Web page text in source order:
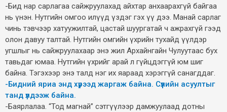
-Бид нар сарлагаа сайжруулахад айхтар анхаарахгүй байгаа
нь үнэн. Нутгийн омгоо илүүд үздэг гэх үү дээ. Манай сарлаг
чинь тэвчээр хатуужилтай, цастай шуургатай ч ажрахгүй гээд
олон давуу талтай. Нутгийн омгийн үхрийн тухайд үүлдэр
угшлыг нь сайжруулахаар энэ жил Архайнгайн Чулуутаас бух
тавьдаг юмаа. Нутгийн үхрийг арай л гүйцдэггүй юм шиг
байна. Тэгэхээр энэ талд нэг их яараад хэрэггүй санагддаг.
-Бидний яриа энд хүрээд жаргаж байна. Сүүлийн асуултыг
танд үлдээж байна.
-Баярлалаа. “Тод магнай” сэтгүүлээр дамжуулаад дотны